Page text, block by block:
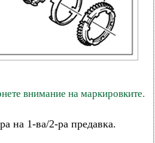
внимание на маркировките.
на 1-ва/2-ра предавка.